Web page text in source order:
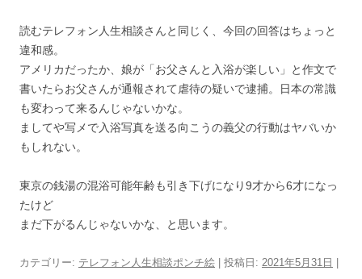
読むテレフォン人生相談さんと同じく、今回の回答はちょっと
違和感。
アメリカだったか、娘が「お父さんと入浴が楽しい」と作文で
書いたらお父さんが通報されて虐待の疑いで逮捕。日本の常識
も変わって来るんじゃないかな。
ましてや写メで入浴写真を送る向こうの義父の行動はヤバいか
もしれない。
東京の銭湯の混浴可能年齢も引き下げになり9才から6才になっ
たけど
まだ下がるんじゃないかな、と思います。
カテゴリー: テレフォン人生相談ポンチ絵 | 投稿日: 2021年5月31日